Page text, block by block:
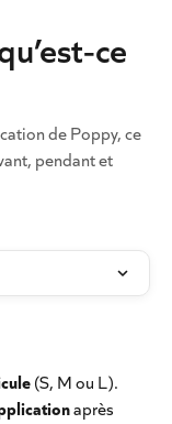
de Poppy, ce
pendant et
(S, M ou L).
après